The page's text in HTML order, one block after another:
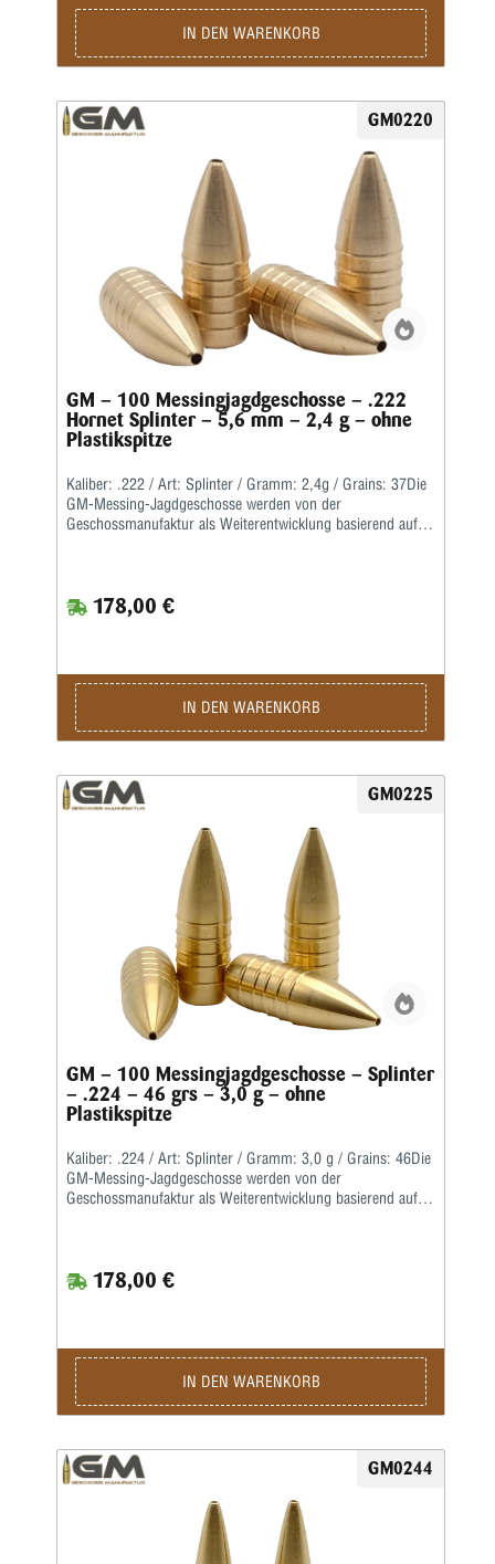
Erwerbsnachweis !
Jagd
IN DEN WARENKORB
GM0220
GM – 100 Messingjagdgeschosse – .222
Hornet Splinter – 5,6 mm – 2,4 g – ohne
Plastikspitze
Kaliber: .222 / Art: Splinter / Gramm: 2,4g / Grains: 37Die
GM-Messing-Jagdgeschosse werden von der
Geschossmanufaktur als Weiterentwicklung basierend auf
im Lauf bleibt dabei durch die spezielle Messinglegierung
gering.Die Teilzerlegungs-Geschosse fragmentieren im
Wiederlader liefern wir die Geschosse als Splinter Crown in
klassischer Form mit offener Hohlspitze sowie als Splinter
Tip mit zusätzlicher Polymerspitze.Die Kino-Geschosse
werden in preiswerter massiver Ausführung geliefert und
Jagdgeschosse.
178,00 €
IN DEN WARENKORB
GM0225
GM – 100 Messingjagdgeschosse – Splinter
– .224 – 46 grs – 3,0 g – ohne
Plastikspitze
Kaliber: .224 / Art: Splinter / Gramm: 3,0 g / Grains: 46Die
GM-Messing-Jagdgeschosse werden von der
Geschossmanufaktur als Weiterentwicklung basierend auf
im Lauf bleibt dabei durch die spezielle Messinglegierung
gering.Die Teilzerlegungs-Geschosse fragmentieren im
Wiederlader liefern wir die Geschosse als Splinter Crown in
klassischer Form mit offener Hohlspitze sowie als Splinter
Tip mit zusätzlicher Polymerspitze.Die Kino-Geschosse
werden in preiswerter massiver Ausführung geliefert und
Jagdgeschosse.
178,00 €
IN DEN WARENKORB
GM0244